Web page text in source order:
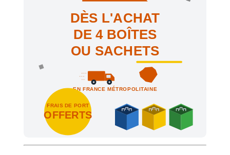
DÈS L'ACHAT
DE 4 BOÎTES
OU SACHETS
EN FRANCE MÉTROPOLITAINE
FRAIS DE PORT
OFFERTS
Achetez 4 sachets ou boîtes d'agrafes ou de pointes et